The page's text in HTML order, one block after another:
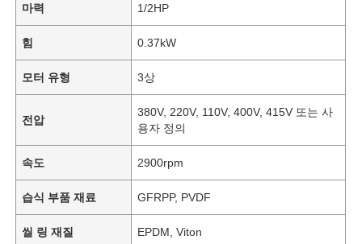
마력 1/2HP
힘 0.37kW
모터 유형 3상
전압
380V, 220V, 110V, 400V, 415V 또는 사
용자 정의
속도 2900rpm
습식 부품 재료 GFRPP, PVDF
씰 링 재질 EPDM, Viton